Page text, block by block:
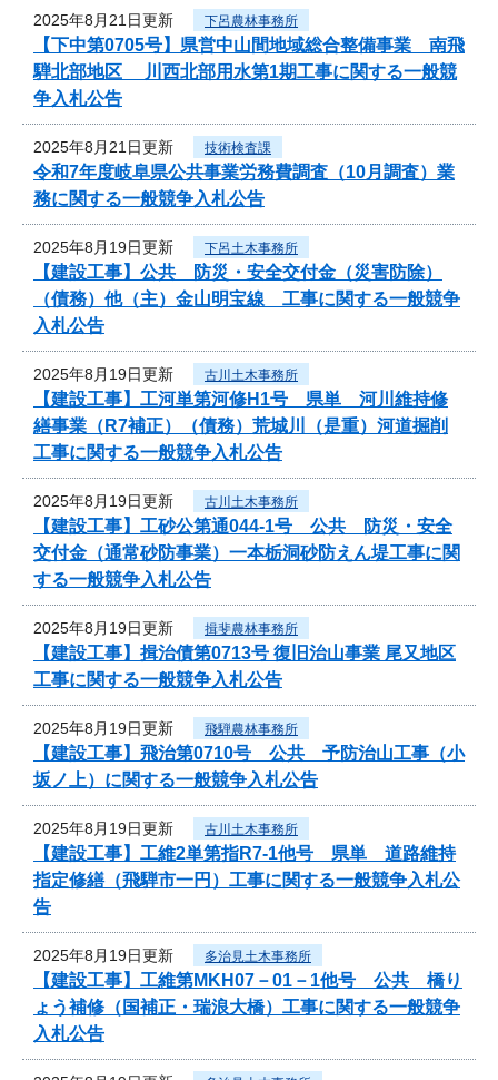
2025年8月21日更新 下呂農林事務所
【下中第0705号】県営中山間地域総合整備事業 南飛
騨北部地区 川西北部用水第1期工事に関する一般競
争入札公告
2025年8月21日更新 技術検査課
令和7年度岐阜県公共事業労務費調査（10月調査）業
務に関する一般競争入札公告
2025年8月19日更新 下呂土木事務所
【建設工事】公共 防災・安全交付金（災害防除）
（債務）他（主）金山明宝線 工事に関する一般競争
入札公告
2025年8月19日更新 古川土木事務所
【建設工事】工河単第河修H1号 県単 河川維持修
繕事業（R7補正）（債務）荒城川（是重）河道掘削
工事に関する一般競争入札公告
2025年8月19日更新 古川土木事務所
【建設工事】工砂公第通044-1号 公共 防災・安全
交付金（通常砂防事業）一本栃洞砂防えん堤工事に関
する一般競争入札公告
2025年8月19日更新 揖斐農林事務所
【建設工事】揖治債第0713号 復旧治山事業 尾又地区
工事に関する一般競争入札公告
2025年8月19日更新 飛騨農林事務所
【建設工事】飛治第0710号 公共 予防治山工事（小
坂ノ上）に関する一般競争入札公告
2025年8月19日更新 古川土木事務所
【建設工事】工維2単第指R7-1他号 県単 道路維持
指定修繕（飛騨市一円）工事に関する一般競争入札公
告
2025年8月19日更新 多治見土木事務所
【建設工事】工維第MKH07－01－1他号 公共 橋り
ょう補修（国補正・瑞浪大橋）工事に関する一般競争
入札公告